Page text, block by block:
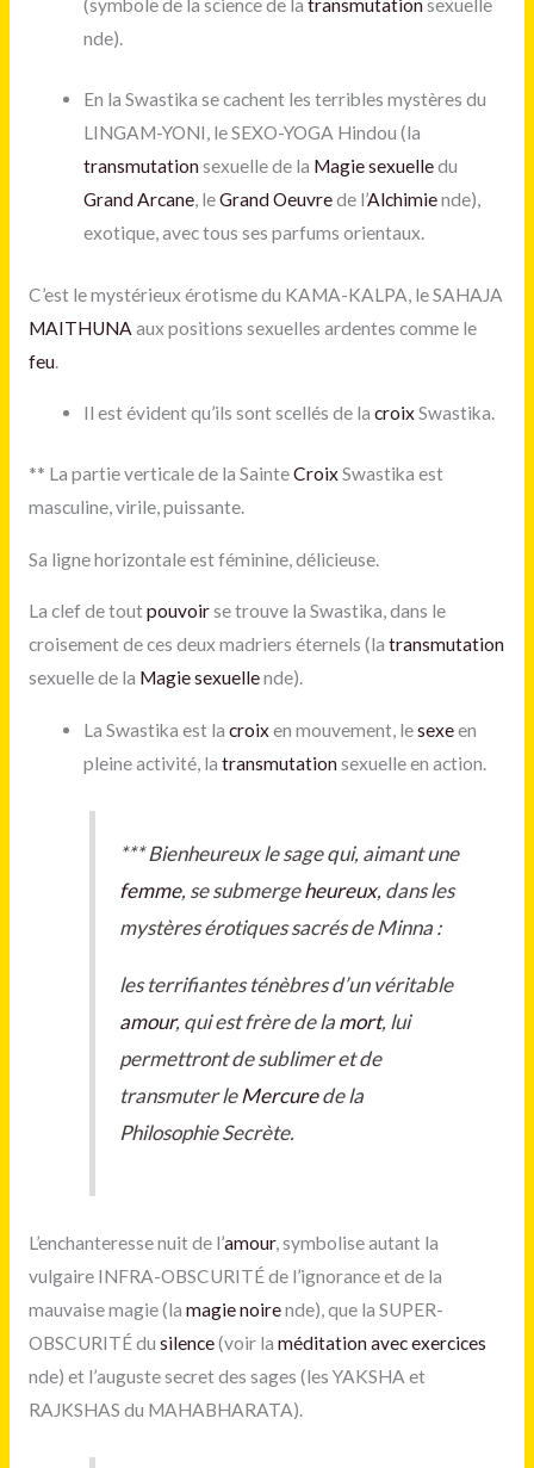
(symbole de la science de latransmutationsexuelle
nde).
En la Swastika se cachent les terribles mystères du
LINGAM-YONI, le SEXO-YOGA Hindou (la
transmutationsexuelle de la Magie sexuelledu
Grand Arcane, leGrand Oeuvrede l’Alchimiende),
exotique, avec tous ses parfums orientaux.
C’est le mystérieux érotisme du KAMA-KALPA, le SAHAJA
MAITHUNA aux positions sexuelles ardentes comme le
feu.
Il est évident qu’ils sont scellés de lacroixSwastika.
** La partie verticale de la SainteCroixSwastika est
masculine, virile, puissante.
Sa ligne horizontale est féminine, délicieuse.
La clef de toutpouvoirse trouve la Swastika, dans le
croisement de ces deux madriers éternels (la transmutation
sexuelle de la Magie sexuellende).
La Swastika est lacroixen mouvement, lesexeen
pleine activité, latransmutationsexuelle en action.
***Bienheureux le sage qui, aimant une
femme, se submergeheureux, dans les
mystères érotiques sacrés de Minna :
les terrifiantes ténèbres d’un véritable
amour, qui est frère de lamort, lui
permettront de sublimer et de
transmuter leMercurede la
Philosophie Secrète.
L’enchanteresse nuit de l’amour, symbolise autant la
vulgaire INFRA-OBSCURITÉ de l’ignorance et de la
mauvaise magie (la magie noirende), que la SUPER-
OBSCURITÉ du silence(voir la méditation avec exercices
nde) et l’auguste secret des sages (les YAKSHA et
RAJKSHAS du MAHABHARATA).